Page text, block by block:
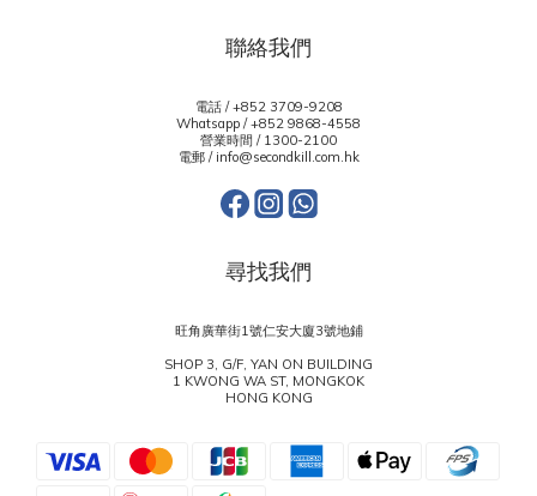
聯絡我們
電話 / +852 3709-9208
Whatsapp /+852 9868-4558
營業時間 / 1300-2100
電郵 / info@secondkill.com.hk
尋找我們
旺角廣華街1號仁安大廈3號地鋪
SHOP 3, G/F, YAN ON BUILDING
1 KWONG WA ST, MONGKOK
HONG KONG